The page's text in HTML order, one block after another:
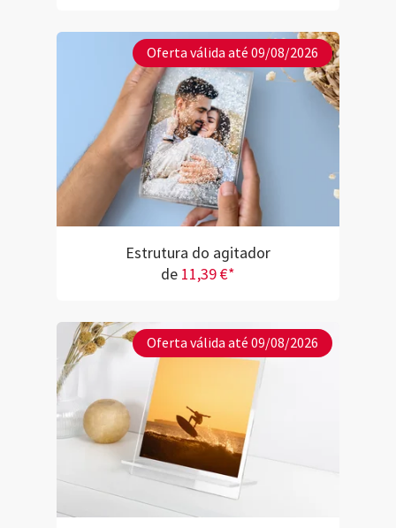
Oferta válida até 09/08/2026
Estrutura do agitador
de 11,39 €*
Oferta válida até 09/08/2026